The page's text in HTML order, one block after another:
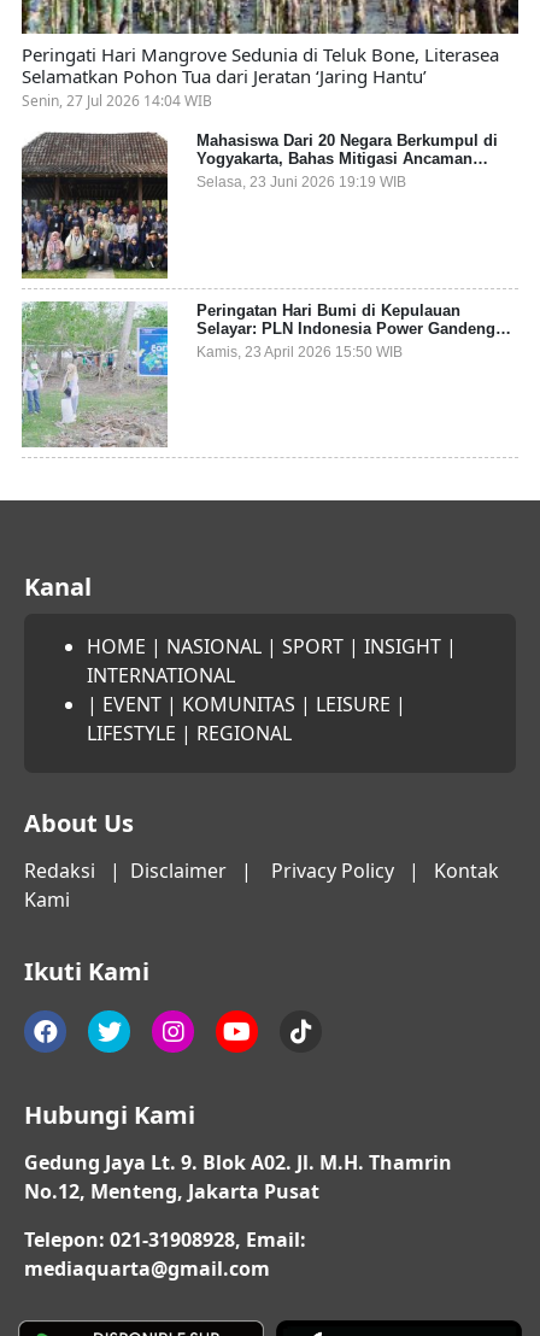
Peringati Hari Mangrove Sedunia di Teluk Bone, Literasea
Selamatkan Pohon Tua dari Jeratan ‘Jaring Hantu’
Senin, 27 Jul 2026 14:04 WIB
Mahasiswa Dari 20 Negara Berkumpul di
Yogyakarta, Bahas Mitigasi Ancaman
Kesehatan Global
Selasa, 23 Juni 2026 19:19 WIB
Peringatan Hari Bumi di Kepulauan
Selayar: PLN Indonesia Power Gandeng
Pemda dan Komunitas, Giatkan Restorasi
Mangrove
Kamis, 23 April 2026 15:50 WIB
Kanal
HOME | NASIONAL | SPORT | INSIGHT |
INTERNATIONAL
| EVENT | KOMUNITAS | LEISURE |
LIFESTYLE | REGIONAL
About Us
Redaksi | Disclaimer | Privacy Policy | Kontak
Kami
Ikuti Kami
Hubungi Kami
Gedung Jaya Lt. 9. Blok A02. Jl. M.H. Thamrin
No.12, Menteng, Jakarta Pusat
Telepon: 021-31908928, Email:
mediaquarta@gmail.com